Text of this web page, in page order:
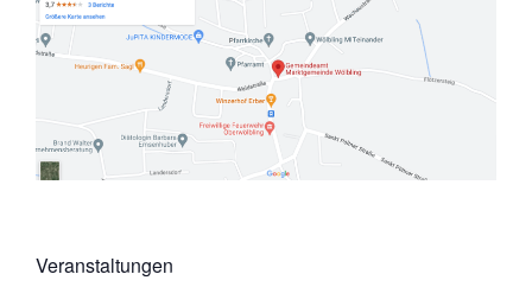
Veranstaltungen